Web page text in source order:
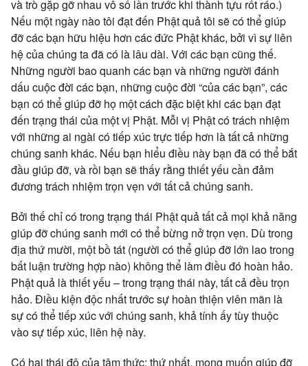
và trò gặp gỡ nhau vô số lần trước khi thành tựu rốt ráo.)
Nếu một ngày nào tôi đạt đến Phật quả tôi sẽ có thể giúp
đỡ các bạn hữu hiệu hơn các đức Phật khác, bởi vì sự liên
hệ của chúng ta đã có là lâu dài. Với các bạn cũng thế.
Những người bao quanh các bạn và những người đánh
dấu cuộc đời các bạn, những cuộc đời “của các bạn”, các
bạn có thể giúp đỡ họ một cách đặc biệt khi các bạn đạt
đến trạng thái của một vị Phật. Mỗi vị Phật có trách nhiệm
với những ai ngài có tiếp xúc trực tiếp hơn là tất cả những
chúng sanh khác. Nếu bạn hiểu điều này bạn đã có thể bắt
đầu giúp đỡ, và rồi bạn sẽ thấy rằng thiết yếu cần đảm
đương trách nhiệm trọn vẹn với tất cả chúng sanh.
Bởi thế chỉ có trong trạng thái Phật quả tất cả mọi khả năng
giúp đỡ chúng sanh mới có thể bừng nở trọn vẹn. Dù trong
địa thứ mười, một bồ tát (người có thể giúp đỡ lớn lao trong
bất luận trường hợp nào) không thể làm điều đó hoàn hảo.
Phật quả là thiết yếu – trong trạng thái này, tất cả đều trọn
hảo. Điều kiện độc nhất trước sự hoàn thiện viên mãn là
sự có thể tiếp xúc với chúng sanh, khả tính ấy tùy thuộc
vào sự tiếp xúc, liên hệ này.
Có hai thái độ của tâm thức: thứ nhất, mong muốn giúp đỡ